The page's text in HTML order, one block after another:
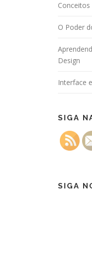
Conceitos
O Poder
Design
Interface
SIGA
SIGA